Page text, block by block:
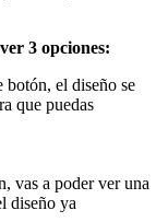
3 opciones:
botón, el diseño se
que puedas
vas a poder ver una
diseño ya